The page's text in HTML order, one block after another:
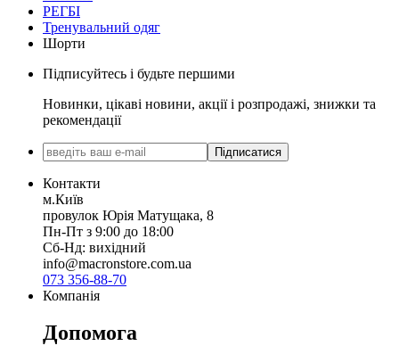
РЕГБІ
Тренувальний одяг
Шорти
Підписуйтесь і будьте першими
Новинки, цікаві новини, акції і розпродажі, знижки та
рекомендації
Підписатися
Контакти
м.Київ
провулок Юрія Матущака, 8
Пн-Пт з 9:00 до 18:00
Сб-Нд: вихідний
info@macronstore.com.ua
073 356-88-70
Компанія
Допомога